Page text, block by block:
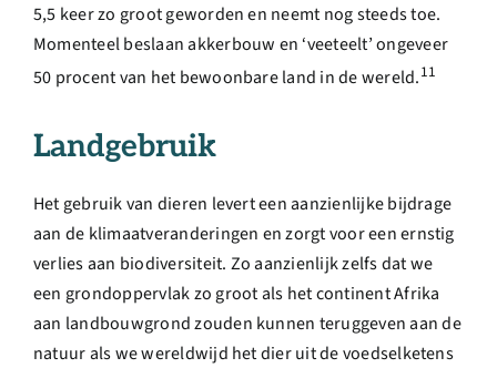
5,5 keer zo groot geworden en neemt nog steeds toe.
Momenteel beslaan akkerbouw en ‘veeteelt’ ongeveer
50 procent van het bewoonbare land in de wereld.11
Landgebruik
Het gebruik van dieren levert een aanzienlijke bijdrage
aan de klimaatveranderingen en zorgt voor een ernstig
verlies aan biodiversiteit. Zo aanzienlijk zelfs dat we
een grondoppervlak zo groot als het continent Afrika
aan landbouwgrond zouden kunnen teruggeven aan de
natuur als we wereldwijd het dier uit de voedselketens